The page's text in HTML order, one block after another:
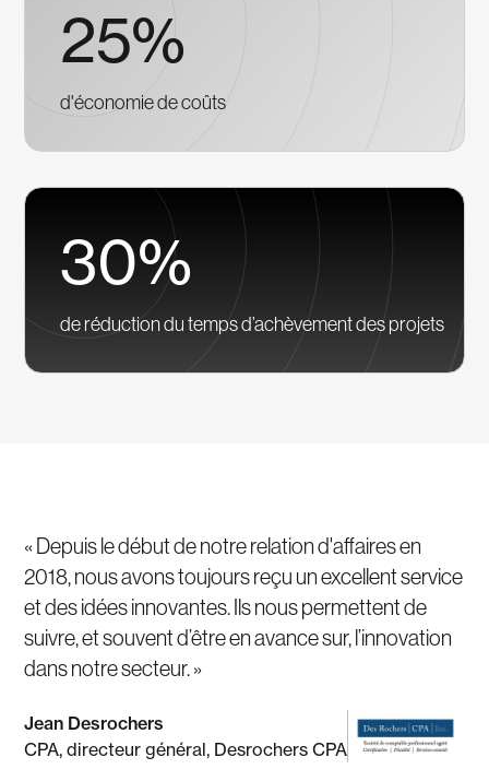
25%
d'économie de coûts
30%
de réduction du temps d’achèvement des projets
« Depuis le début de notre relation d'affaires en
2018, nous avons toujours reçu un excellent service
et des idées innovantes. Ils nous permettent de
suivre, et souvent d’être en avance sur, l’innovation
dans notre secteur. »
Jean Desrochers
CPA, directeur général, Desrochers CPA